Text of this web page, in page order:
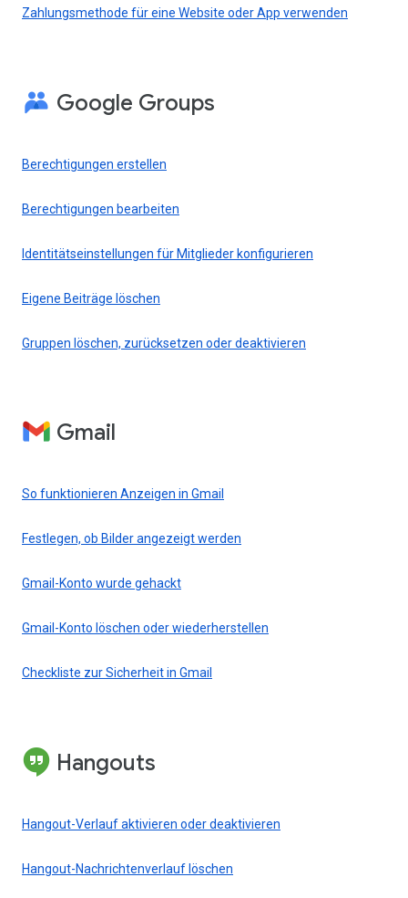
Zahlungsmethode für eine Website oder App verwenden
Google Groups
Berechtigungen erstellen
Berechtigungen bearbeiten
Identitätseinstellungen für Mitglieder konfigurieren
Eigene Beiträge löschen
Gruppen löschen, zurücksetzen oder deaktivieren
Gmail
So funktionieren Anzeigen in Gmail
Festlegen, ob Bilder angezeigt werden
Gmail-Konto wurde gehackt
Gmail-Konto löschen oder wiederherstellen
Checkliste zur Sicherheit in Gmail
Hangouts
Hangout-Verlauf aktivieren oder deaktivieren
Hangout-Nachrichtenverlauf löschen